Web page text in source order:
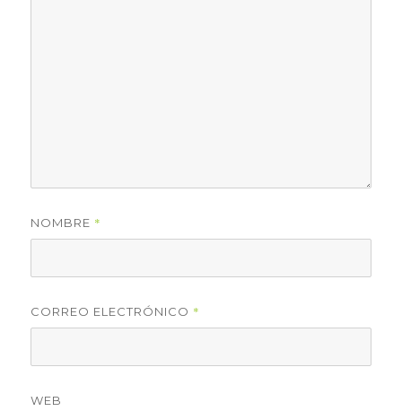
NOMBRE *
CORREO ELECTRÓNICO *
WEB